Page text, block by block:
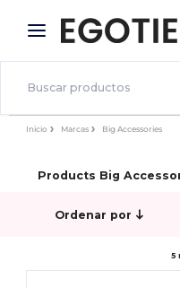
× App de Egotier
¡Mejores precios en
Inicio Marcas Big Accessories
Products Big
Ordenar por
5